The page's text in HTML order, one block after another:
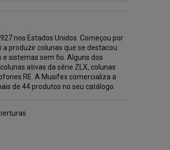
nos Estados Unidos. Começou por
produzir colunas que se destacou.
e sistemas sem fio. Alguns dos
ativas da série ZLX, colunas
RE. A Musifex comercializa a
de 44 produtos no seu catálogo.